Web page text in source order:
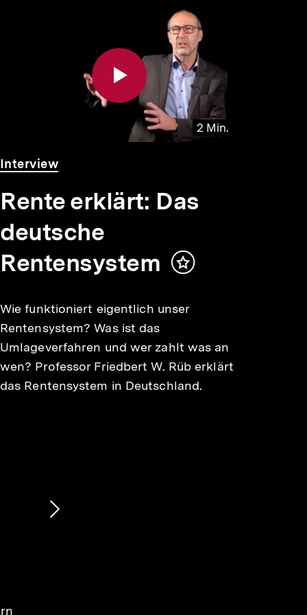
2 Min.
Video
Dauer
2
Min.
Interview
Rente erklärt: Das
deutsche
Rentensystem
Inhalt
Wie funktioniert eigentlich unser
Rentensystem? Was ist das
Umlageverfahren und wer zahlt was an
wen? Professor Friedbert W. Rüb erklärt
das Rentensystem in Deutschland.
Nächsten